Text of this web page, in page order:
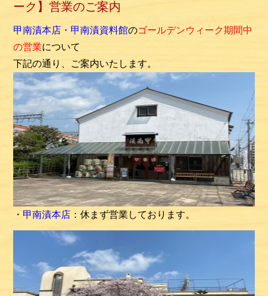
ーク】営業のご案内
甲南漬本店・甲南漬資料館のゴールデンウィーク期間中
の営業について
下記の通り、ご案内いたします。
・ 甲南漬本店 ：休まず営業しております。